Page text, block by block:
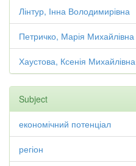
Лінтур, Інна Володимирівна
Петричко, Марія Михайлівна
Хаустова, Ксенія Михайлівна
Subject
економічний потенціал
регіон